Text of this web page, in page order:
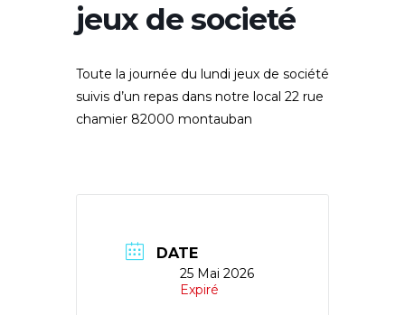
jeux de societé
Toute la journée du lundi jeux de société
suivis d’un repas dans notre local 22 rue
chamier 82000 montauban
DATE
25 Mai 2026
Expiré